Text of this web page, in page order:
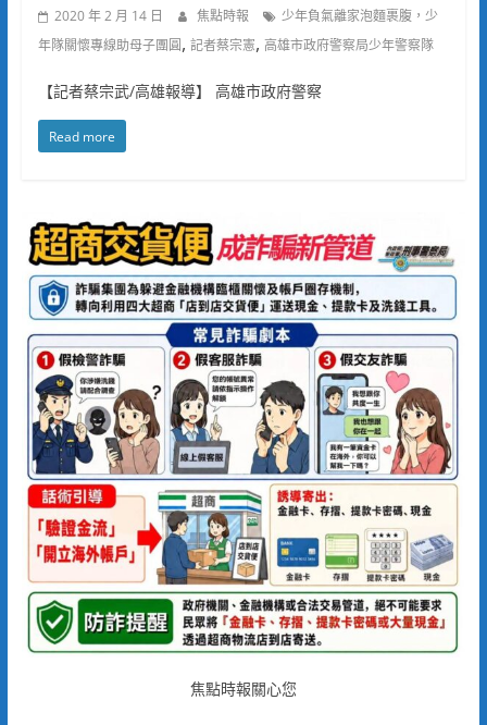
2020 年 2 月 14 日 焦點時報
少年負氣離家泡麵裹腹，少
年隊關懷專線助母子團圓, 記者蔡宗憲, 高雄市政府警察局少年警察隊
【記者蔡宗武/高雄報導】 高雄市政府警察
Read more
焦點時報關心您